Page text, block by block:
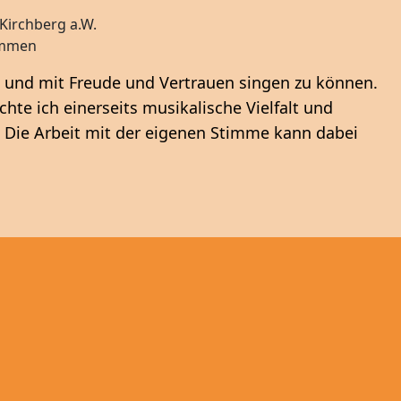
a.W.
mit Freude und Vertrauen singen zu können.
ich einerseits musikalische Vielfalt und
Arbeit mit der eigenen Stimme kann dabei